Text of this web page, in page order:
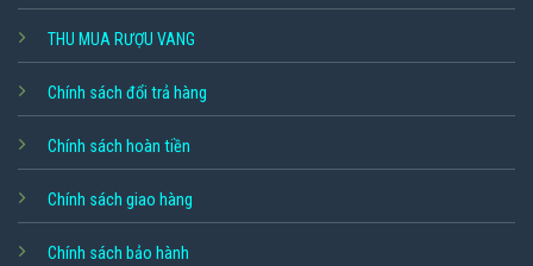
THU MUA RƯỢU VANG
Chính sách đổi trả hàng
Chính sách hoàn tiền
Chính sách giao hàng
Chính sách bảo hành